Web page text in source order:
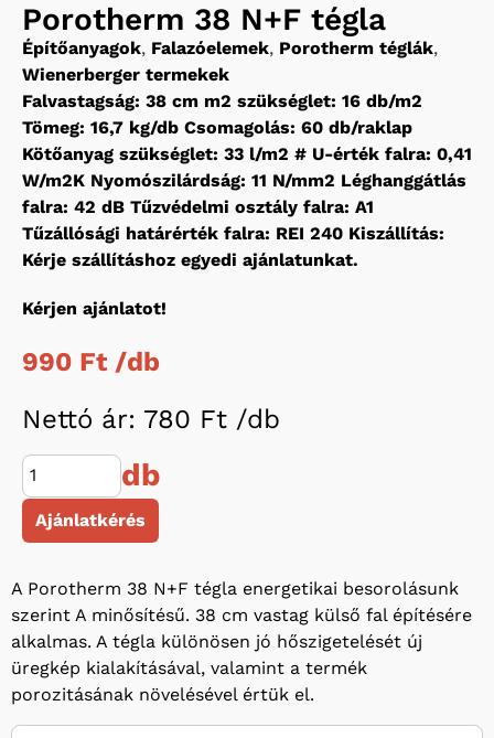
Porotherm 38 N+F tégla
Építőanyagok, Falazóelemek, Porotherm téglák,
Wienerberger termekek
Falvastagság: 38 cm m2 szükséglet: 16 db/m2
Tömeg: 16,7 kg/db Csomagolás: 60 db/raklap
Kötőanyag szükséglet: 33 l/m2 # U-érték falra: 0,41
W/m2K Nyomószilárdság: 11 N/mm2 Léghanggátlás
falra: 42 dB Tűzvédelmi osztály falra: A1
Tűzállósági határérték falra: REI 240 Kiszállítás:
Kérje szállításhoz egyedi ajánlatunkat.
Kérjen ajánlatot!
990 Ft /db
Nettó ár: 780 Ft /db
db
Ajánlatkérés
A Porotherm 38 N+F tégla energetikai besorolásunk
szerint A minősítésű. 38 cm vastag külső fal építésére
alkalmas. A tégla különösen jó hőszigetelését új
üregkép kialakításával, valamint a termék
porozitásának növelésével értük el.